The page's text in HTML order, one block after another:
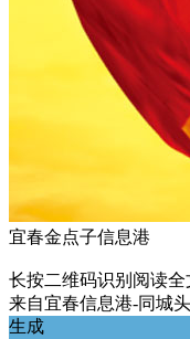
宜春金点子信息港
长按二维码识别阅读全
来自宜春信息港-同城
生成